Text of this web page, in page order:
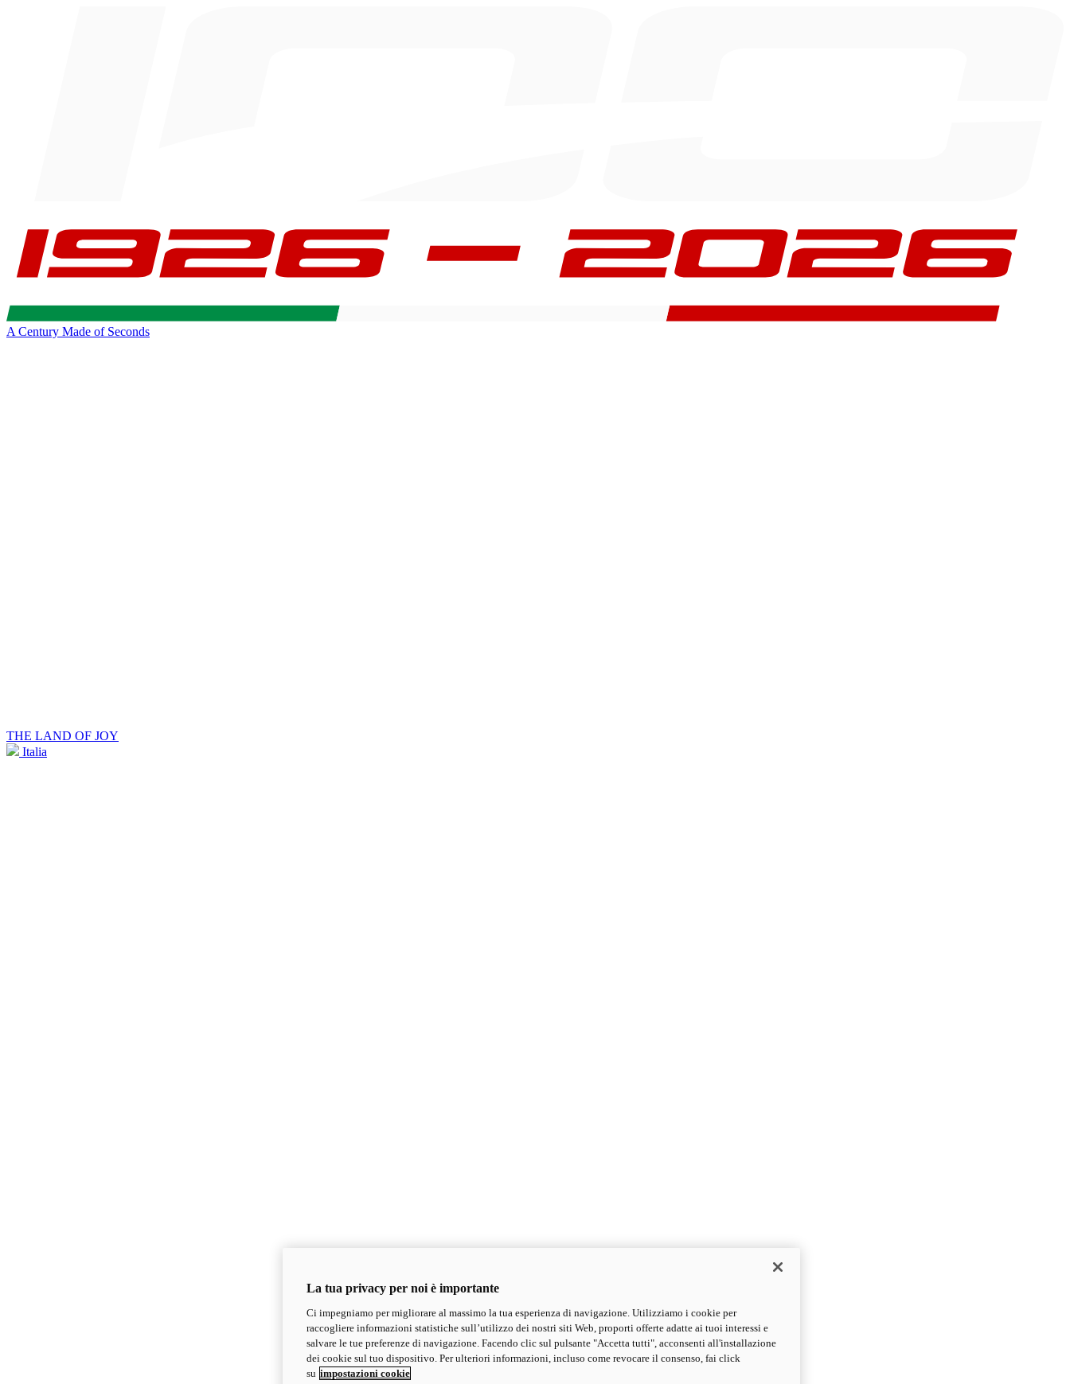
A Century Made of Seconds
THE LAND OF JOY
Italia
La tua privacy per noi è importante
Ci impegniamo per migliorare al massimo la tua esperienza di navigazione. Utilizziamo i cookie per
raccogliere informazioni statistiche sull’utilizzo dei nostri siti Web, proporti offerte adatte ai tuoi interessi e
salvare le tue preferenze di navigazione. Facendo clic sul pulsante "Accetta tutti", acconsenti all'installazione
dei cookie sul tuo dispositivo. Per ulteriori informazioni, incluso come revocare il consenso, fai click
su impostazioni cookie